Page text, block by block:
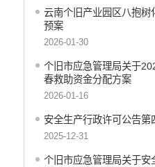
社会救助
产品质量
食品药品监管
公共文化服务
安全生产
司法信息
云南个旧产业园区八抱树
预案
2026-01-30
个旧市应急管理局关于
春救助资金分配方案
2026-01-16
安全生产行政许可公告第
2025-12-31
个旧市应急管理局关于